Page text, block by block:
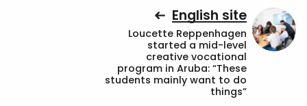
English site
Loucette Reppenhagen
started a mid-level
creative vocational
program in Aruba: “These
students mainly want to do
things”